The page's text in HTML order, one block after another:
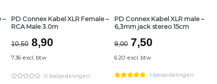
–
PD Connex Kabel XLR Female –
RCA Male 3.0m
10,50 Oorspronkelijke
prijs
was:
€10,50.
8,90Huidige
€8,90.
7.36 excl. btw
0 beoordelingen
PD Connex Kabel XLR male –
6,3mm jack stereo 15cm
9,00 Oorspronkelijke
prijs
was:
€9,00.
7,50Huidige
€7,50.
6.20 excl. btw
1 beoordelingen